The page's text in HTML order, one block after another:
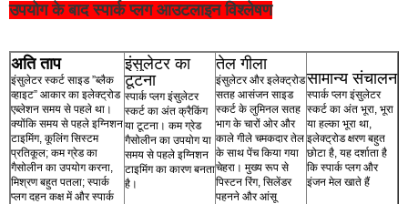
उपयोग के बाद स्पार्क प्लग आउटलाइन विश्लेषण
अति ताप
इंसुलेटर स्कर्ट साइड ”ब्लैक
व्हाइट” आकार का इलेक्ट्रोड
एब्लेशन समय से पहले था।
क्योंकि समय से पहले इग्निशन
टाइमिंग, कूलिंग सिस्टम
प्रतिकूल; कम ग्रेड का
गैसोलीन का उपयोग करना,
मिश्रण बहुत पतला; स्पार्क
प्लग दहन कक्ष में और स्पार्क
इंसुलेटर का
टूटना
स्पार्क प्लग इंसुलेटर
स्कर्ट का अंत क्रैकिंग
या टूटना। कम ग्रेड
गैसोलीन का उपयोग या
समय से पहले इग्निशन
टाइमिंग का कारण बनता
है।
तेल गीला
इंसुलेटर और इलेक्ट्रोड
सतह आसंजन साइड
स्कर्ट के लुमिनल सतह
भाग के चारों ओर और
काले गीले चमकदार तेल
के साथ पेंच किया गया
चेहरा। मुख्य रूप से
पिस्टन रिंग, सिलेंडर
पहनने और आंसू
सामान्य संचालन
स्पार्क प्लग इंसुलेटर
स्कर्ट का अंत भूरा, भूरा
या हल्का भूरा था,
इलेक्ट्रोड क्षरण बहुत
छोटा है, यह दर्शाता है
कि स्पार्क प्लग और
इंजन मेल खाते हैं